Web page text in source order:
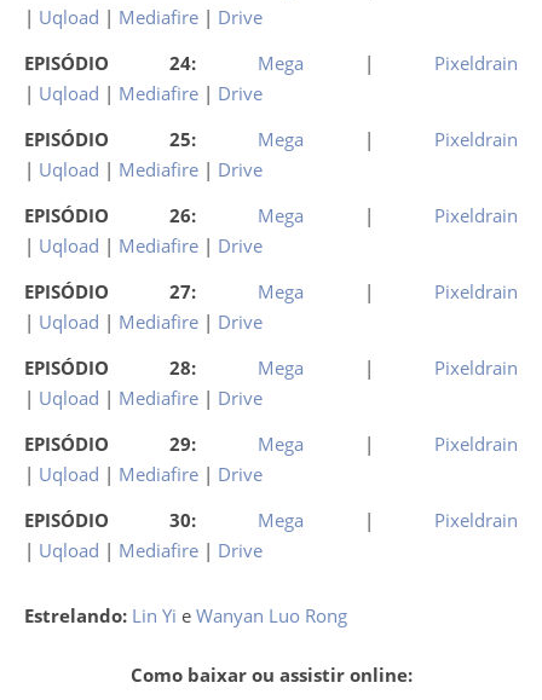
| Uqload | Mediafire | Drive
EPISÓDIO 24: Mega | Pixeldrain
| Uqload | Mediafire | Drive
EPISÓDIO 25: Mega | Pixeldrain
| Uqload | Mediafire | Drive
EPISÓDIO 26: Mega | Pixeldrain
| Uqload | Mediafire | Drive
EPISÓDIO 27: Mega | Pixeldrain
| Uqload | Mediafire | Drive
EPISÓDIO 28: Mega | Pixeldrain
| Uqload | Mediafire | Drive
EPISÓDIO 29: Mega | Pixeldrain
| Uqload | Mediafire | Drive
EPISÓDIO 30: Mega | Pixeldrain
| Uqload | Mediafire | Drive
Estrelando: Lin Yi e Wanyan Luo Rong
Como baixar ou assistir online: